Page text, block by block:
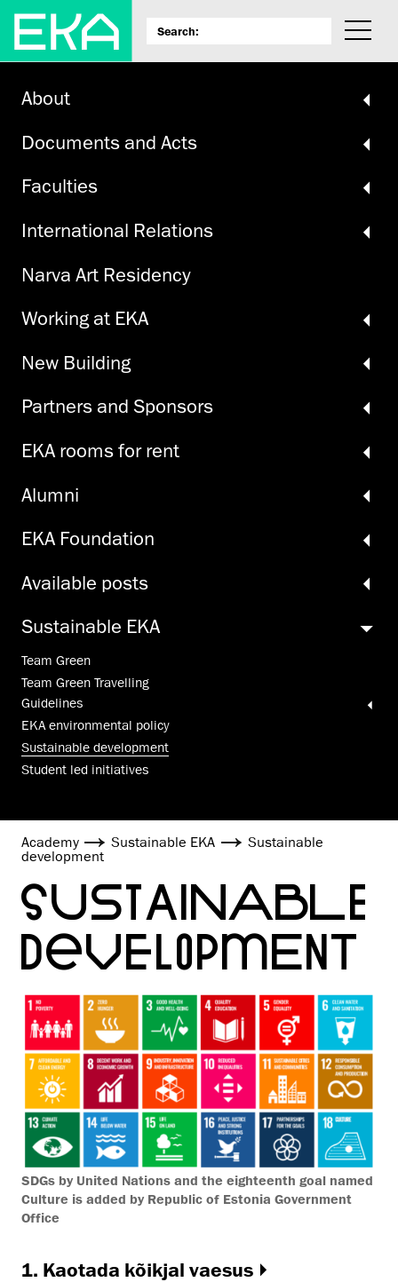
About
Documents and Acts
Faculties
International Relations
Narva Art Residency
Working at EKA
New Building
Partners and Sponsors
EKA rooms for rent
Alumni
EKA Foundation
Available posts
Sustainable EKA
Team Green
Team Green Travelling
Guidelines
EKA environmental policy
Sustainable development
Student led initiatives
Academy Sustainable EKA
Sustainable
development
SUSTAINABLE
DEVELOPMENT
SDGs by United Nations and the eighteenth goal named
Culture is added by Republic of Estonia Government
Office
1. Kaotada kõikjal vaesus